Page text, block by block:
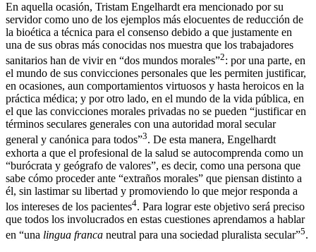
En aquella ocasión, Tristam Engelhardt era mencionado por su
servidor como uno de los ejemplos más elocuentes de reducción de
la bioética a técnica para el consenso debido a que justamente en
una de sus obras más conocidas nos muestra que los trabajadores
sanitarios han de vivir en “dos mundos morales”2: por una parte, en
el mundo de sus convicciones personales que les permiten justificar,
en ocasiones, aun comportamientos virtuosos y hasta heroicos en la
práctica médica; y por otro lado, en el mundo de la vida pública, en
el que las convicciones morales privadas no se pueden “justificar en
términos seculares generales con una autoridad moral secular
general y canónica para todos”3. De esta manera, Engelhardt
exhorta a que el profesional de la salud se autocomprenda como un
“burócrata y geógrafo de valores”, es decir, como una persona que
sabe cómo proceder ante “extraños morales” que piensan distinto a
él, sin lastimar su libertad y promoviendo lo que mejor responda a
los intereses de los pacientes4. Para lograr este objetivo será preciso
que todos los involucrados en estas cuestiones aprendamos a hablar
en “una lingua franca neutral para una sociedad pluralista secular”5.